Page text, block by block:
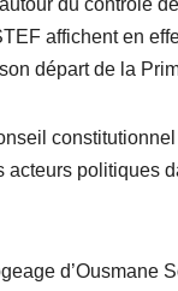
du contrôle
affichent en
départ de la
acteurs politiques
d’Ousmane